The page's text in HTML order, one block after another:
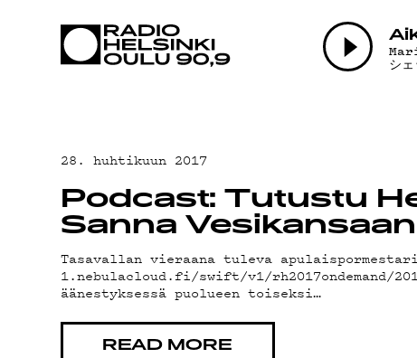
シ
TEKIJÄT
ON-DEMAND
PODCAST
28. huhtikuun 2017
Podcast: Tutustu
Sanna Vesikansaan
Tasavallan vieraana tuleva
1.nebulacloud.fi/swift/v1/rh2017ondemand/
äänestyksessä puolueen toiseksi…
READ MORE